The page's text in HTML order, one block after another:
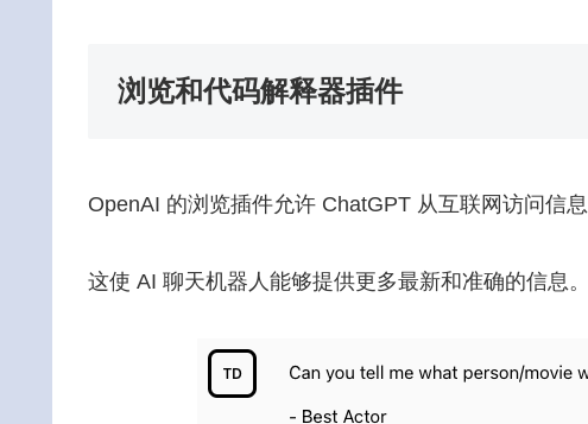
浏览和代码解释器插件
OpenAI 的浏览插件允许 ChatGPT 从互联网访问信
这使 AI 聊天机器人能够提供更多最新和准确的信息。